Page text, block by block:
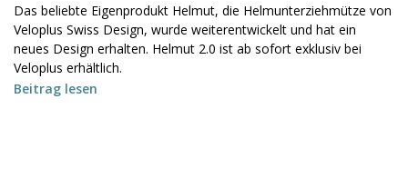
Das beliebte Eigenprodukt Helmut, die Helmunterziehmütze von
Veloplus Swiss Design, wurde weiterentwickelt und hat ein
neues Design erhalten. Helmut 2.0 ist ab sofort exklusiv bei
Veloplus erhältlich.
Beitrag lesen